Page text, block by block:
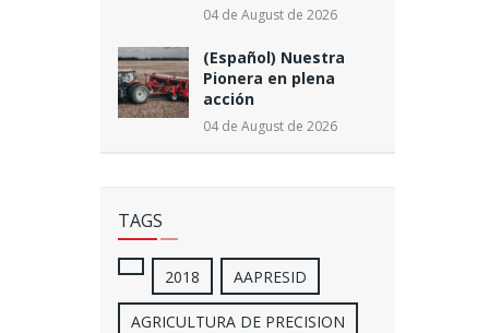
04 de August de 2026
(Español) Nuestra
Pionera en plena
acción
04 de August de 2026
TAGS
2018 AAPRESID
AGRICULTURA DE PRECISION